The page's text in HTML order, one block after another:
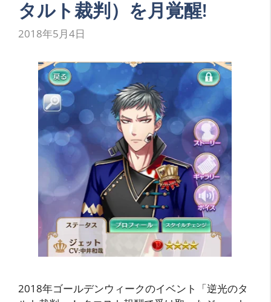
タルト裁判）を月覚醒!
2018年5月4日
2018年ゴールデンウィークのイベント「逆光のタ